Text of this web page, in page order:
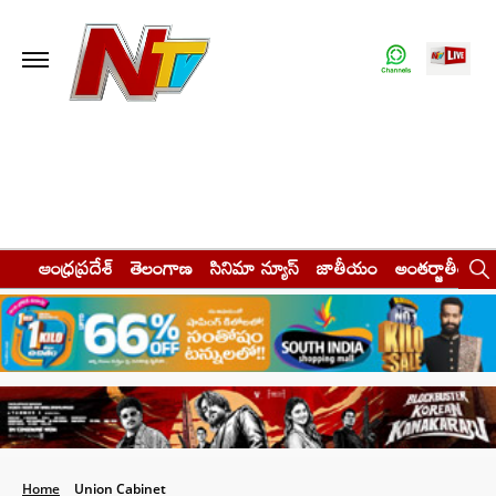
ఆంధ్రప్రదేశ్ తెలంగాణ సినిమా న్యూస్ జాతీయం అంతర్జాతీయం
Home Union Cabinet